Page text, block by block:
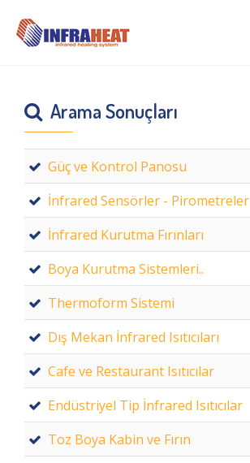
Arama Sonuçları
Güç ve Kontrol Panosu
İnfrared Sensörler - Pirometreler
İnfrared Kurutma Fırınları
Boya Kurutma Sistemleri..
Thermoform Sistemi
Dış Mekan İnfrared Isıtıcıları
Cafe ve Restaurant Isıtıcılar
Endüstriyel Tip İnfrared Isıtıcılar
Toz Boya Kabin ve Fırın